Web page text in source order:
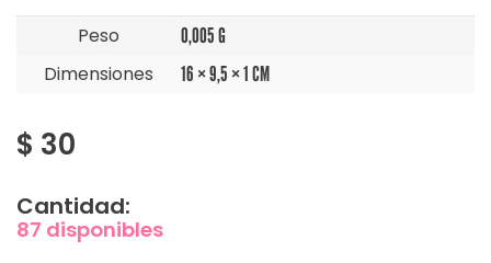
Peso 0,005 G
Dimensiones 16 × 9,5 × 1 CM
$ 30
Cantidad:
87 disponibles